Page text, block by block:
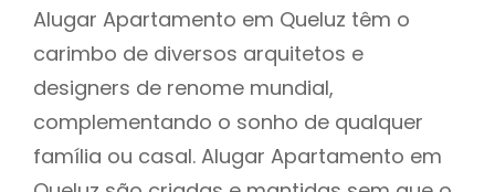
Alugar Apartamento em Queluz têm o
carimbo de diversos arquitetos e
designers de renome mundial,
complementando o sonho de qualquer
família ou casal. Alugar Apartamento em